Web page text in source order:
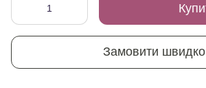
Замовити швидко